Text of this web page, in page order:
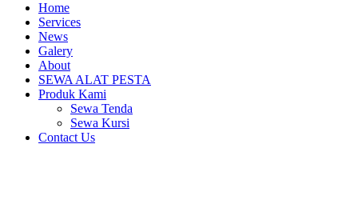
Home
Services
News
Galery
About
SEWA ALAT PESTA
Produk Kami
Sewa Tenda
Sewa Kursi
Contact Us